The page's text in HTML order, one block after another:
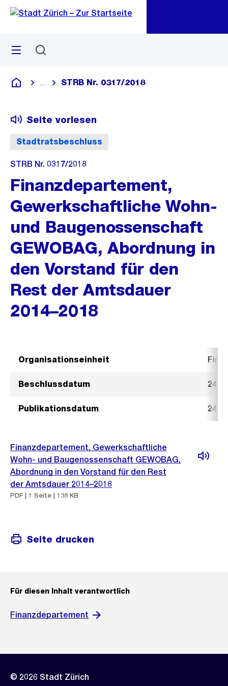
Navigation
Sprunglink
Menü
Deutsch
Blende alle Breadcrumbs ein
STRB Nr. 0317/2018
Stadtratsbeschluss
Seite vorlesen
STRB Nr. 0317/2018
Finanzdepartement,
Gewerkschaftliche Wohn-
und Baugenossenschaft
GEWOBAG, Abordnung in
den Vorstand für den
Rest der Amtsdauer
2014–2018
Organisationseinheit
Beschlussdatum 24.
Publikationsdatum 24.
Finanzdepartement, Gewerkschaftliche
Wohn- und Baugenossenschaft GEWOBAG,
Abordnung in den Vorstand für den Rest
der Amtsdauer 2014–2018
PDF | 1 Seite | 138 KB
Seite drucken
Für diesen Inhalt verantwortlich
Finanzdepartement
© 2026 Stadt Zürich